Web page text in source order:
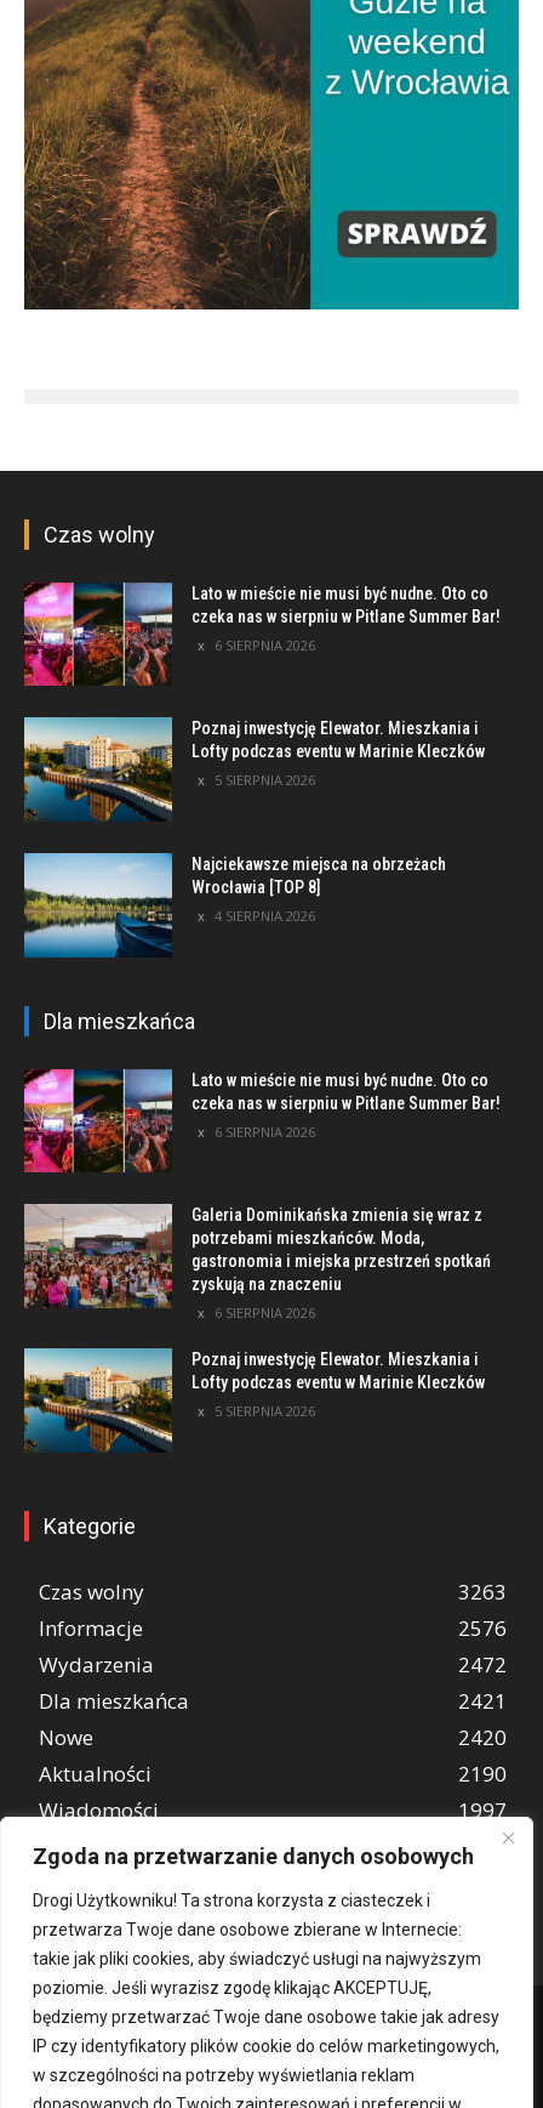
Zgoda na przetwarzanie danych osobowych
Drogi Użytkowniku! Ta strona korzysta z ciasteczek i
przetwarza Twoje dane osobowe zbierane w Internecie:
takie jak pliki cookies, aby świadczyć usługi na najwyższym
poziomie. Jeśli wyrazisz zgodę klikając AKCEPTUJĘ,
będziemy przetwarzać Twoje dane osobowe takie jak adresy
IP czy identyfikatory plików cookie do celów marketingowych,
w szczególności na potrzeby wyświetlania reklam
Czas wolny
Lato w mieście nie musi być nudne. Oto co
czeka nas w sierpniu w Pitlane Summer Bar!
6 SIERPNIA 2026
Poznaj inwestycję Elewator. Mieszkania i
Lofty podczas eventu w Marinie Kleczków
5 SIERPNIA 2026
Najciekawsze miejsca na obrzeżach
Wrocławia [TOP 8]
4 SIERPNIA 2026
Dla mieszkańca
Lato w mieście nie musi być nudne. Oto co
czeka nas w sierpniu w Pitlane Summer Bar!
6 SIERPNIA 2026
Galeria Dominikańska zmienia się wraz z
potrzebami mieszkańców. Moda,
gastronomia i miejska przestrzeń spotkań
zyskują na znaczeniu
6 SIERPNIA 2026
Poznaj inwestycję Elewator. Mieszkania i
Lofty podczas eventu w Marinie Kleczków
5 SIERPNIA 2026
Kategorie
Czas wolny
3263
Informacje
2576
Wydarzenia
2472
Dla mieszkańca
2421
Nowe
2420
Aktualności
2190
Wiadomości
1997
REKLAMA
849